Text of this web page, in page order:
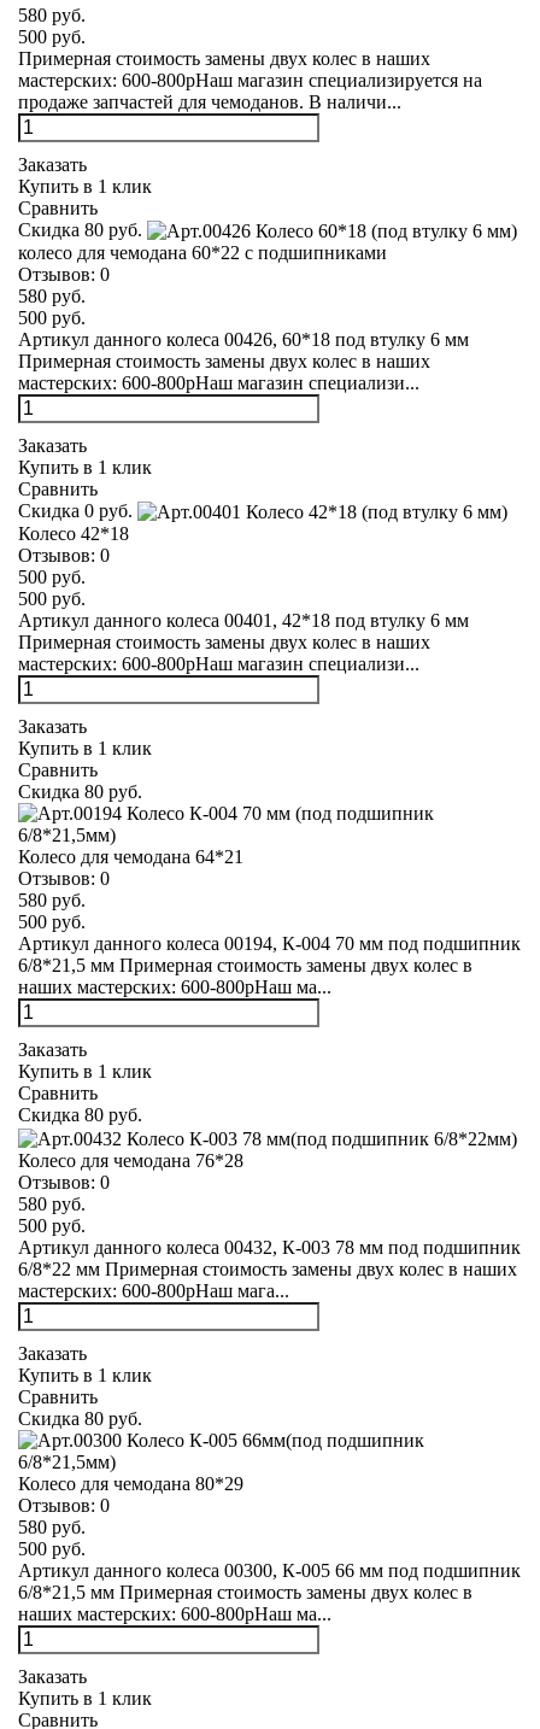
580 руб.
500 руб.
Примерная стоимость замены двух колес в наших
мастерских: 600-800рНаш магазин специализируется на
продаже запчастей для чемоданов. В наличи...
Заказать
Купить в 1 клик
Сравнить
Скидка 80 руб.
колесо для чемодана 60*22 с подшипниками
Отзывов: 0
580 руб.
500 руб.
Артикул данного колеса 00426, 60*18 под втулку 6 мм
Примерная стоимость замены двух колес в наших
мастерских: 600-800рНаш магазин специализи...
Заказать
Купить в 1 клик
Сравнить
Скидка 0 руб.
Колесо 42*18
Отзывов: 0
500 руб.
500 руб.
Артикул данного колеса 00401, 42*18 под втулку 6 мм
Примерная стоимость замены двух колес в наших
мастерских: 600-800рНаш магазин специализи...
Заказать
Купить в 1 клик
Сравнить
Скидка 80 руб.
Колесо для чемодана 64*21
Отзывов: 0
580 руб.
500 руб.
Артикул данного колеса 00194, К-004 70 мм под подшипник
6/8*21,5 мм Примерная стоимость замены двух колес в
наших мастерских: 600-800рНаш ма...
Заказать
Купить в 1 клик
Сравнить
Скидка 80 руб.
Колесо для чемодана 76*28
Отзывов: 0
580 руб.
500 руб.
Артикул данного колеса 00432, К-003 78 мм под подшипник
6/8*22 мм Примерная стоимость замены двух колес в наших
мастерских: 600-800рНаш мага...
Заказать
Купить в 1 клик
Сравнить
Скидка 80 руб.
Колесо для чемодана 80*29
Отзывов: 0
580 руб.
500 руб.
Артикул данного колеса 00300, К-005 66 мм под подшипник
6/8*21,5 мм Примерная стоимость замены двух колес в
наших мастерских: 600-800рНаш ма...
Заказать
Купить в 1 клик
Сравнить